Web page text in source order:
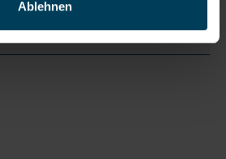
Ablehnen